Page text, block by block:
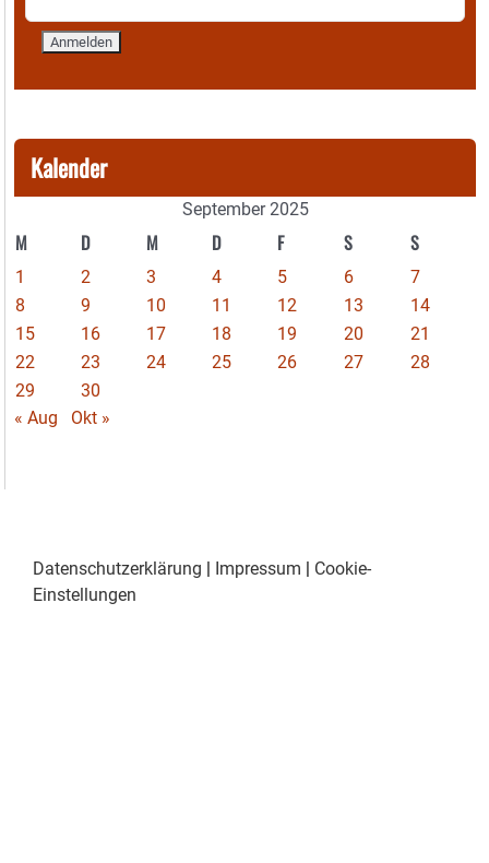
Kalender
September 2025
M D M D F S S
1 2 3 4 5 6
7
8
9 10 11 12 13
14
15
16 17 18 19 20
21
22
23 24 25 26 27
28
29
30
« Aug
Okt »
Datenschutzerklärung Impressum
Cookie-
Einstellungen